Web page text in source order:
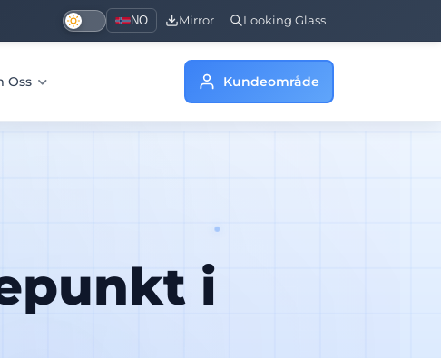
NO Mirror Looking Glass
Oss Kundeområde
i